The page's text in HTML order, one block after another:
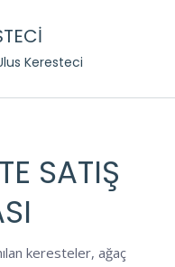
Keresteci
SATIŞ
keresteler, ağaç